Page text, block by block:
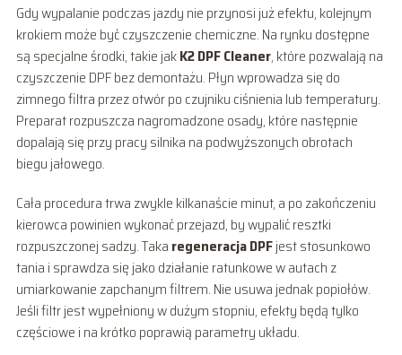
Gdy wypalanie podczas jazdy nie przynosi już efektu, kolejnym
krokiem może być czyszczenie chemiczne. Na rynku dostępne
są specjalne środki, takie jakK2 DPF Cleaner, które pozwalają na
czyszczenie DPF bez demontażu. Płyn wprowadza się do
zimnego filtra przez otwór po czujniku ciśnienia lub temperatury.
Preparat rozpuszcza nagromadzone osady, które następnie
dopalają się przy pracy silnika na podwyższonych obrotach
biegu jałowego.
Cała procedura trwa zwykle kilkanaście minut, a po zakończeniu
kierowca powinien wykonać przejazd, by wypalić resztki
rozpuszczonej sadzy. Taka regeneracja DPFjest stosunkowo
tania i sprawdza się jako działanie ratunkowe w autach z
umiarkowanie zapchanym filtrem. Nie usuwa jednak popiołów.
Jeśli filtr jest wypełniony w dużym stopniu, efekty będą tylko
częściowe i na krótko poprawią parametry układu.